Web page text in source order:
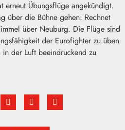
erneut Übungsflüge angekündigt.
über die Bühne gehen. Rechnet
über Neuburg. Die Flüge sind
der Eurofighter zu üben
der Luft beeindruckend zu